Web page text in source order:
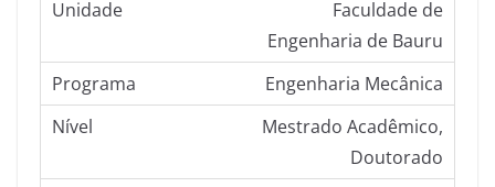
Faculdade de
Engenharia de Bauru
Engenharia Mecânica
Mestrado Acadêmico,
Doutorado